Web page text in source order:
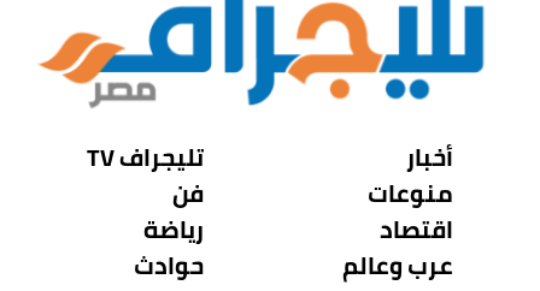
أخبار
منوعات
اقتصاد
عرب وعالم
تليجراف TV
فن
رياضة
حوادث